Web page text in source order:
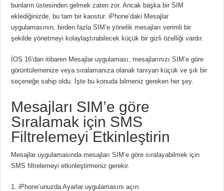
bunların üstesinden gelmek zaten zor.Ancak başka bir SIM
eklediğinizde, bu tam bir kaostur.iPhone’daki Mesajlar
uygulamasının, birden fazla SIM’e yönelik mesajları verimli bir
şekilde yönetmeyi kolaylaştırabilecek küçük bir gizli özelliği vardır.
İOS 16’dan itibaren Mesajlar uygulaması, mesajlarınızı SIM’e göre
görüntülemenize veya sıralamanıza olanak tanıyan küçük ve şık bir
seçeneğe sahip oldu. İşte bu konuda bilmeniz gereken her şey.
Mesajları SIM’e göre
Sıralamak için SMS
Filtrelemeyi Etkinleştirin
Mesajlar uygulamasında mesajları SIM’e göre sıralayabilmek için
SMS filtrelemeyi etkinleştirmeniz gerekir.
iPhone’unuzda Ayarlar uygulamasını açın.